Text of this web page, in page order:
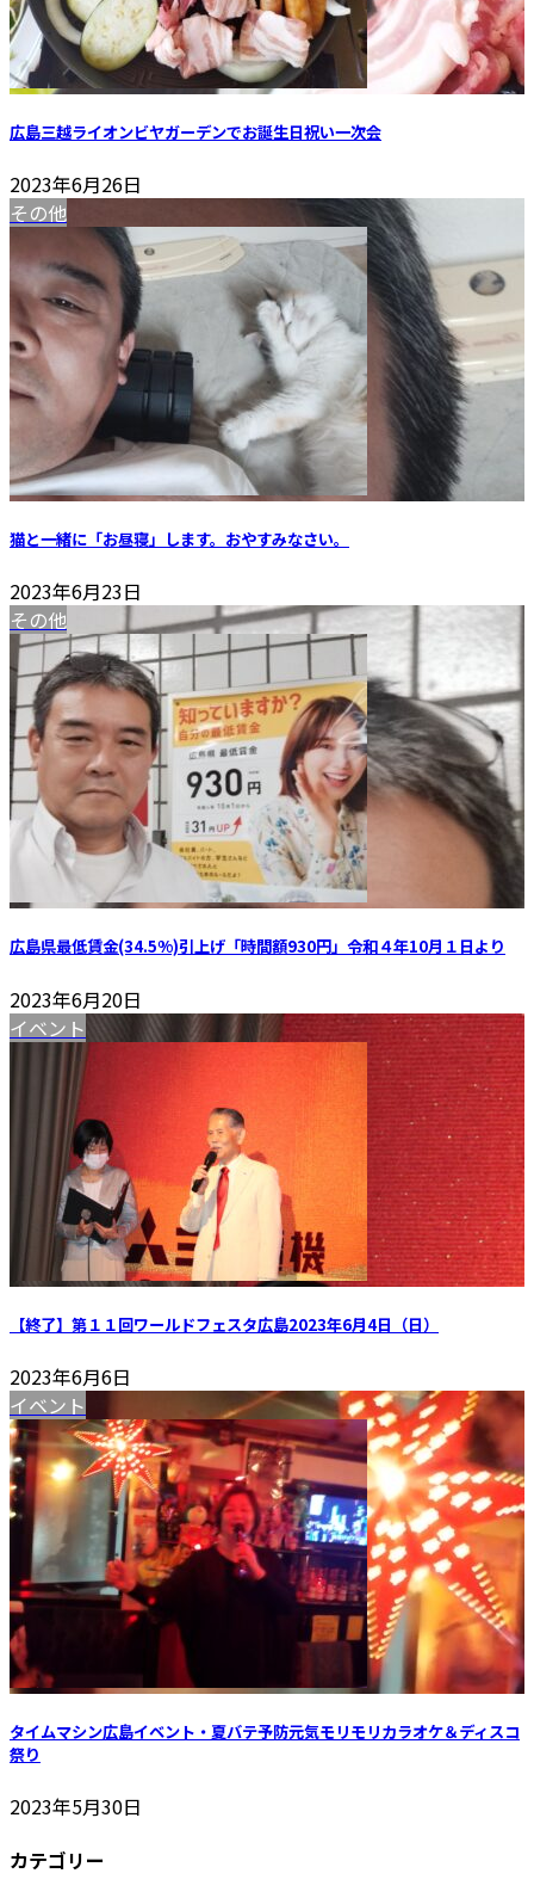
広島三越ライオンビヤガーデンでお誕生日祝い一次会
2023年6月26日
その他
猫と一緒に「お昼寝」します。おやすみなさい。
2023年6月23日
その他
広島県最低賃金(34.5%)引上げ「時間額930円」令和４年10月１日より
2023年6月20日
イベント
【終了】第１１回ワールドフェスタ広島2023年6月4日（日）
2023年6月6日
イベント
タイムマシン広島イベント・夏バテ予防元気モリモリカラオケ＆ディスコ
祭り
2023年5月30日
カテゴリー